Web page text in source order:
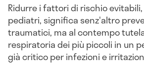
Ridurre i fattori di rischio
pediatri, significa senz'altro
traumatici, ma al contempo
respiratoria dei più piccoli in un
già critico per infezioni e